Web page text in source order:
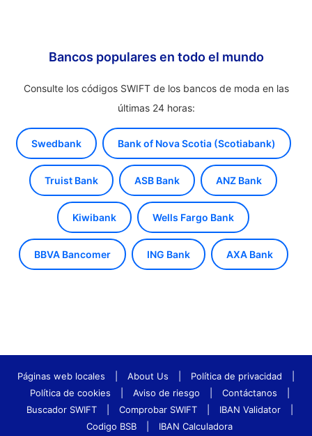
Bancos populares en todo el mundo
Consulte los códigos SWIFT de los bancos de moda en las
últimas 24 horas:
Swedbank Bank of Nova Scotia (Scotiabank)
Truist Bank ASB Bank ANZ Bank
Kiwibank Wells Fargo Bank
BBVA Bancomer ING Bank AXA Bank
Páginas web locales About Us Política de privacidad
Política de cookies
Aviso de riesgo Contáctanos
Buscador SWIFT
Comprobar SWIFT IBAN Validator
Codigo BSB
IBAN Calculadora